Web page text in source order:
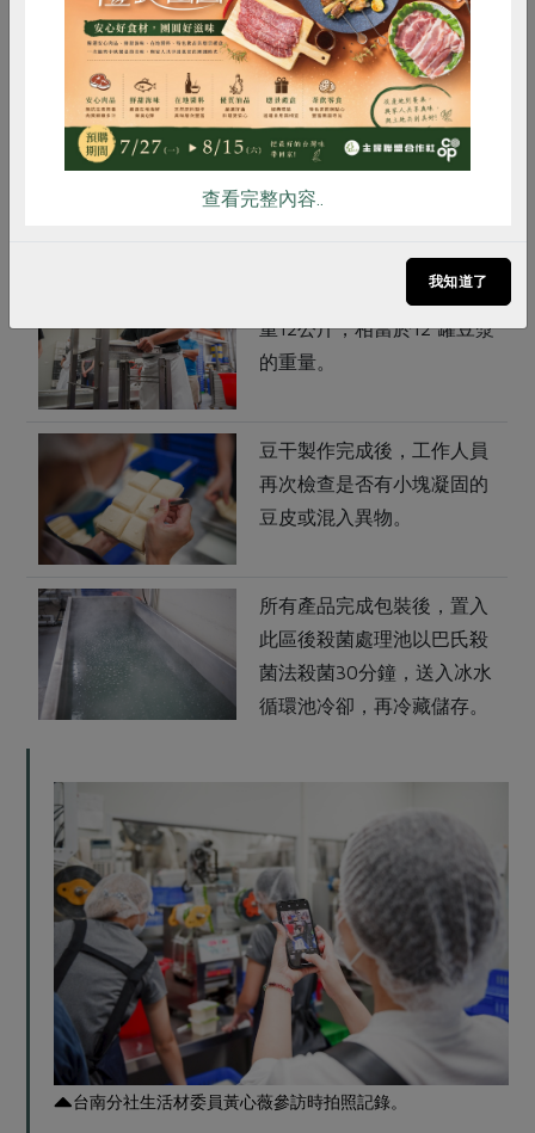
光滑細緻，採日式作法以手
工灌入木頭模具，讓泡泡自
然溢出。
切塊的絹豆腐，置入冷水中
冰鎮定型後再裝盒。
每個製作豆干的不鏽鋼盤約
重12公斤，相當於12 罐豆漿
的重量。
豆干製作完成後，工作人員
再次檢查是否有小塊凝固的
豆皮或混入異物。
所有產品完成包裝後，置入
此區後殺菌處理池以巴氏殺
菌法殺菌30分鐘，送入冰水
循環池冷卻，再冷藏儲存。
台南分社生活材委員黃心薇參訪時拍照記錄。
雞蛋 食安 共同購買
查看完整內容..
我知道了